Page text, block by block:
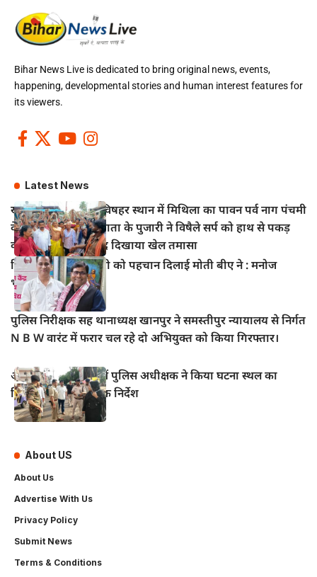
Bihar News Live is dedicated to bring original news, events,
happening, developmental stories and human interest features for
its viewers.
Latest News
खानपुर बाजार स्थित विषहर स्थान में मिथिला का पावन पर्व नाग पंचमी
के अवसर पर विषहर माता के पुजारी ने विषैले सर्प को हाथ से पकड़
कर पूजा अर्चना के बाद दिखाया खेल तमासा
हिंदी सिनेमा में भोजपुरी को पहचान दिलाई मोती बीए ने : मनोज
भावुक
पुलिस निरीक्षक सह थानाध्यक्ष खानपुर ने समस्तीपुर न्यायालय से निर्गत
N B W वारंट में फरार चल रहे दो अभियुक्त को किया गिरफ्तार।
आभूषण चोरी मामले में पुलिस अधीक्षक ने किया घटना स्थल का
निरीक्षण, दिए आवश्यक निर्देश
About US
About Us
Advertise With Us
Privacy Policy
Submit News
Terms & Conditions